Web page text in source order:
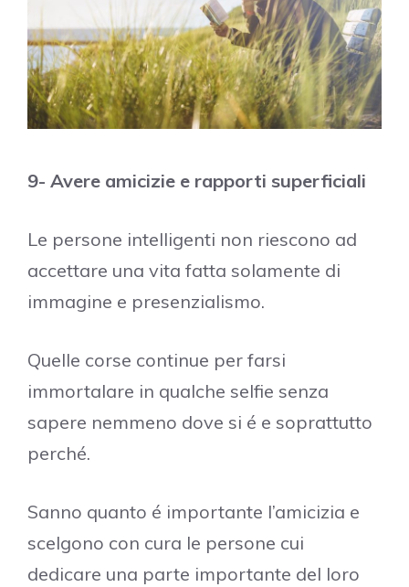
9- Avere amicizie e rapporti superficiali
Le persone intelligenti non riescono ad
accettare una vita fatta solamente di
immagine e presenzialismo.
Quelle corse continue per farsi
immortalare in qualche selfie senza
sapere nemmeno dove si é e soprattutto
perché.
Sanno quanto é importante l’amicizia e
scelgono con cura le persone cui
dedicare una parte importante del loro